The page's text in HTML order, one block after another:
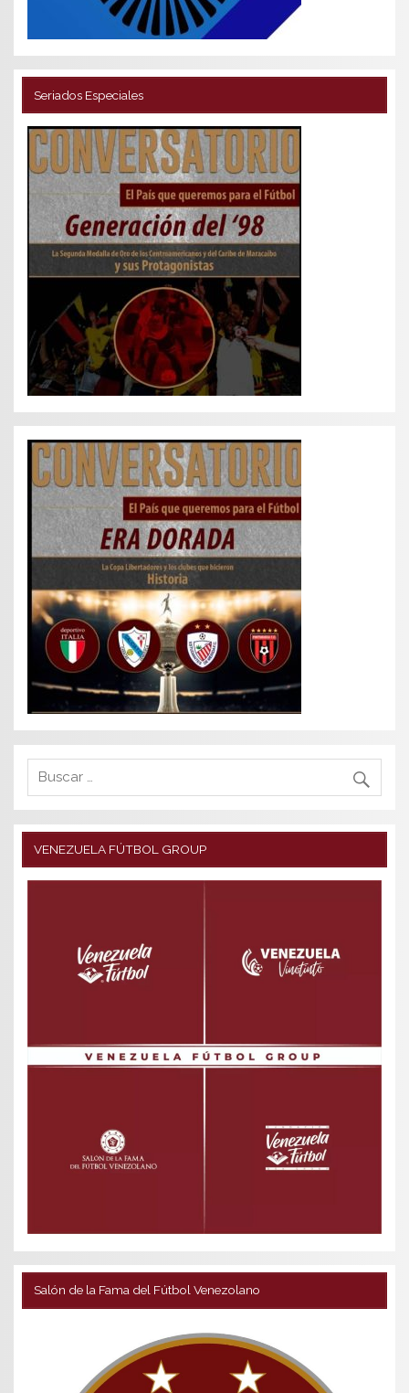
Seriados Especiales
VENEZUELA FÚTBOL GROUP
Salón de la Fama del Fútbol Venezolano